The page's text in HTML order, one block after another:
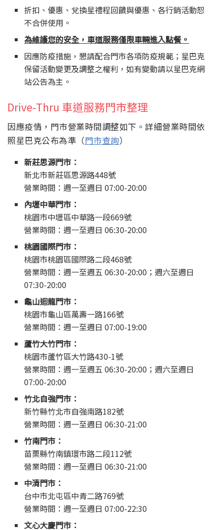
折扣、優惠、兌換星禮程回饋與優惠、各行銷活動恕
不合併使用。
為維護您的安全，車道服務僅限車輛進入點餐。
因應防疫措施，懇請配合門市各項防疫規範；星巴克
保留活動變更及調整之權利，如有變動請以星巴克網
站公告為主。
Drive-Thru 車道服務門市整理
因應疫情，門市營業時間調整如下。詳細營業時間依
照星巴克公布為準（門市查詢）
新莊思源門市：
新北市新莊區思源路448號
營業時間：週一至週日 07:00-20:00
內壢中華門市：
桃園市中壢區中華路一段669號
營業時間：週一至週日 06:30-20:00
桃園國際門市：
桃園市桃園區國際路二段468號
營業時間：週一至週五 06:30-20:00；週六至週日
07:30-20:00
龜山迴龍門市：
桃園市龜山區萬壽一路166號
營業時間：週一至週日 07:00-19:00
蘆竹大竹門市：
桃園市蘆竹區大竹路430-1號
營業時間：週一至週五 06:30-20:00；週六至週日
07:00-20:00
竹北自強門市：
新竹縣竹北市自強南路182號
營業時間：週一至週日 06:30-21:00
竹南門市：
苗栗縣竹南鎮環市路二段112號
營業時間：週一至週日 06:30-21:00
中清門市：
台中市北屯區中青二路769號
營業時間：週一至週日 07:00-22:30
文心大慶門市：